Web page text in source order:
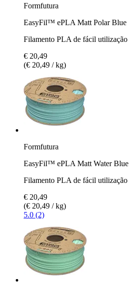
Formfutura
EasyFil™ ePLA Matt Polar Blue
Filamento PLA de fácil utilização
€ 20,49
(€ 20,49 / kg)
Formfutura
EasyFil™ ePLA Matt Water Blue
Filamento PLA de fácil utilização
€ 20,49
(€ 20,49 / kg)
5.0 (2)